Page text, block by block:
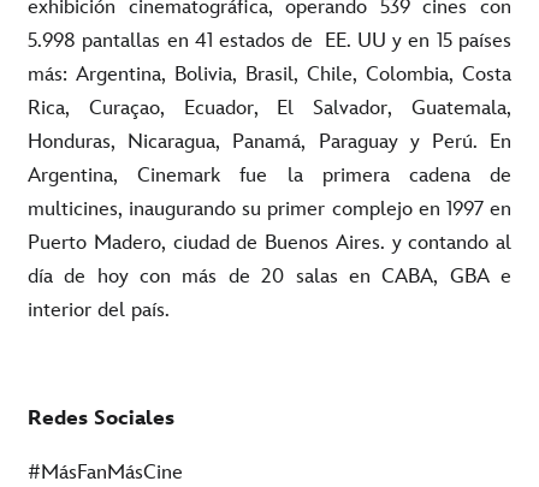
exhibición cinematográfica, operando 539 cines con
5.998 pantallas en 41 estados de EE. UU y en 15 países
más: Argentina, Bolivia, Brasil, Chile, Colombia, Costa
Rica, Curaçao, Ecuador, El Salvador, Guatemala,
Honduras, Nicaragua, Panamá, Paraguay y Perú. En
Argentina, Cinemark fue la primera cadena de
multicines, inaugurando su primer complejo en 1997 en
Puerto Madero, ciudad de Buenos Aires. y contando al
día de hoy con más de 20 salas en CABA, GBA e
interior del país.
Redes Sociales
#MásFanMásCine